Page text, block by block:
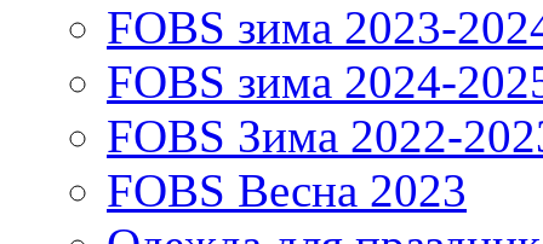
FOBS зима 2023-
FOBS зима 2024-
FOBS Зима 2022-
FOBS Весна 2023